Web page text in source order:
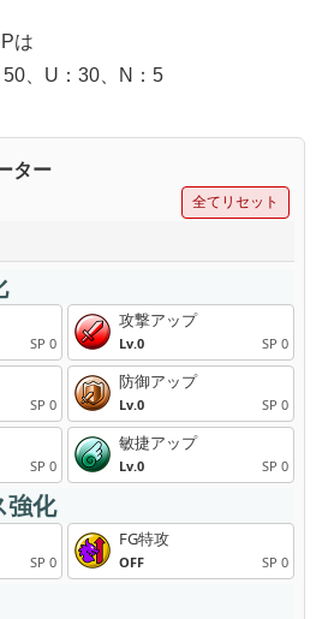
は
、U：30、N：5
ター
全てリセット
SP 0
攻撃アップ
Lv.0 SP 0
SP 0
防御アップ
Lv.0 SP 0
SP 0
敏捷アップ
Lv.0 SP 0
強化
SP 0
FG特攻
OFF SP 0